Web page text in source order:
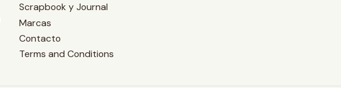
Scrapbook y Journal
Marcas
Contacto
Terms and Conditions